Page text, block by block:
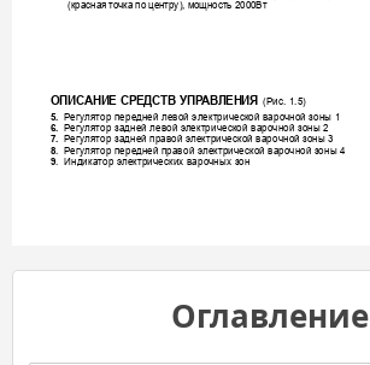
(красная точка по центру), мощность 2000Вт
ОПИСАНИЕ СРЕДСТВ УПРАВЛЕНИЯ (Рис. 1.5)
5. Регулятор передней левой электрической варочной зоны 1
6. Регулятор задней левой электрической варочной зоны 2
7. Регулятор задней правой электрической варочной зоны 3
8 Регулятор передней правой электрической варочной зоны 4
9 Индикатор электрических варочных зон
Оглавление